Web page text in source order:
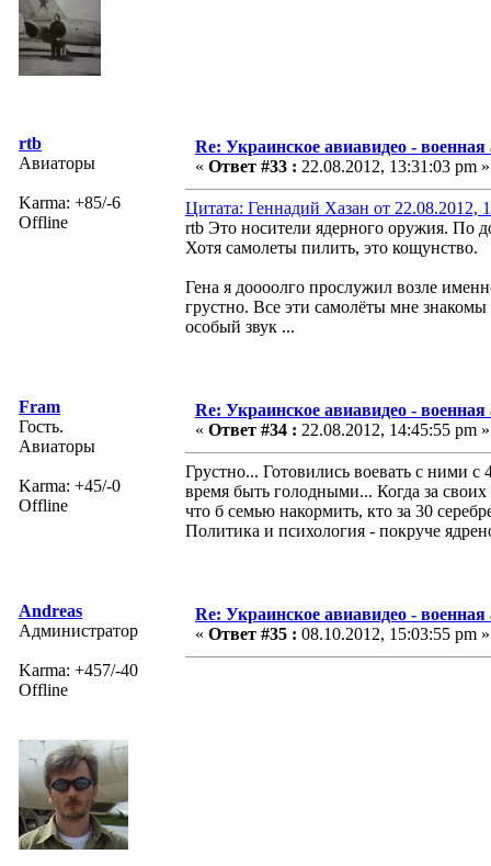
rtb
Авиаторы
Karma: +85/-6
Offline
Re: Украинское авиавидео -
« Ответ #33 : 22.08.2012, 13:31:03 pm »
Цитата: Геннадий Хазан от 22.08.2012,
rtb Это носители ядерного оружия. По
Хотя самолеты пилить, это кощунство.
Гена я доооолго прослужил возле
грустно. Все эти самолёты мне
особый звук ...
Fram
Гость.
Авиаторы
Karma: +45/-0
Offline
Re: Украинское авиавидео -
« Ответ #34 : 22.08.2012, 14:45:55 pm »
Грустно... Готовились воевать с ними с
время быть голодными... Когда за своих
что б семью накормить, кто за 30
Политика и психология - покруче
Andreas
Администратор
Karma: +457/-40
Offline
Re: Украинское авиавидео -
« Ответ #35 : 08.10.2012, 15:03:55 pm »